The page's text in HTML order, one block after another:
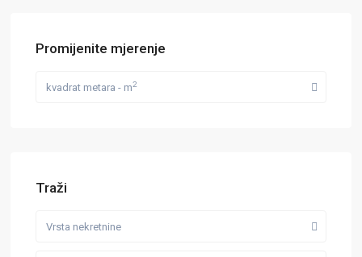
Promijenite mjerenje
kvadrat metara - m2
Traži
Vrsta nekretnine